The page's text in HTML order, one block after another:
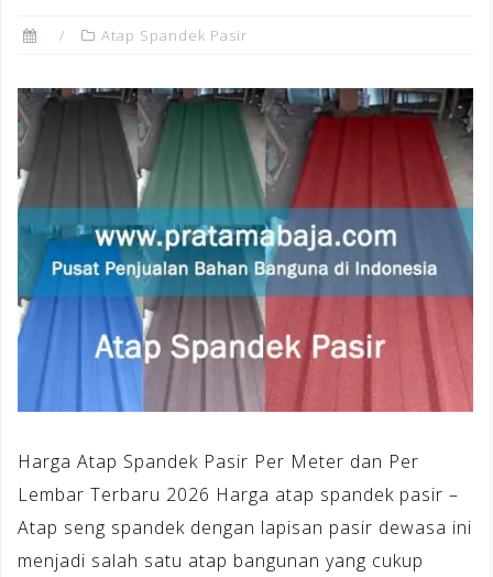
Atap Spandek Pasir
Harga Atap Spandek Pasir Per Meter dan Per
Lembar Terbaru 2026 Harga atap spandek pasir –
Atap seng spandek dengan lapisan pasir dewasa ini
menjadi salah satu atap bangunan yang cukup